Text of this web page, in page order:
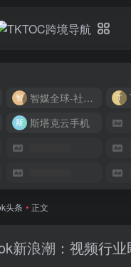
智媒全球-社媒管理平台
斯塔克云手机
头条 • 正文
新浪潮：视频行